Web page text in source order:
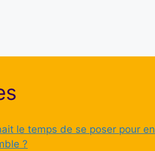
le temps de se poser pour en
?